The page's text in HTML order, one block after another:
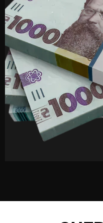
Навчання
- для керівників
Навчання
безпеки -
винятку
Кожен вид має свої
тривалістю та формою
Інструктаж з
Інструктаж з
первинний та